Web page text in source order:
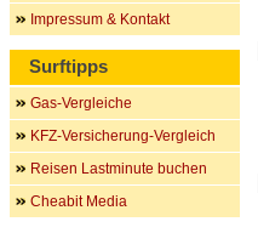
Impressum & Kontakt
Surftipps
Gas-Vergleiche
KFZ-Versicherung-Vergleich
Reisen Lastminute buchen
Cheabit Media